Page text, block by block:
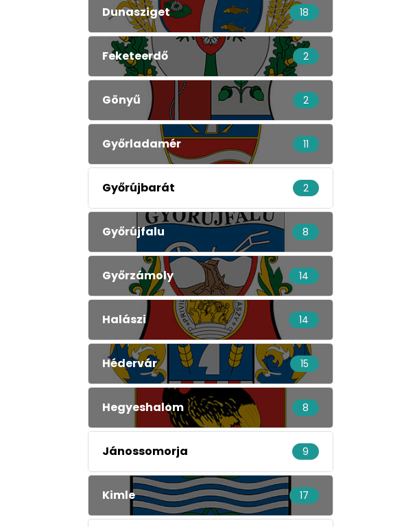
Dunasziget 18
Feketeerdő 2
Gönyű 2
Győrladamér 11
Győrújbarát 2
Győrújfalu 8
Győrzámoly 14
Halászi 14
Hédervár 15
Hegyeshalom 8
Jánossomorja 9
Kimle 17